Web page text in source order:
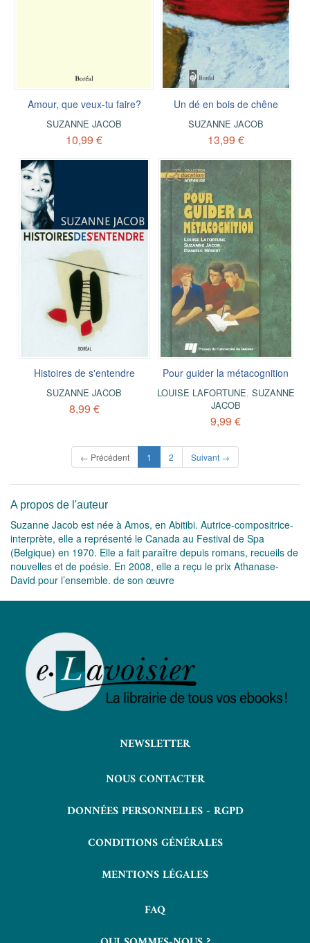
Amour, que veux-tu faire?
SUZANNE JACOB
10,99 €
Un dé en bois de chêne
SUZANNE JACOB
13,99 €
Histoires de s'entendre
SUZANNE JACOB
8,99 €
Pour guider la métacognition
LOUISE LAFORTUNE, SUZANNE
JACOB
9,99 €
← Précédent 1 (current)
2 Suivant →
A propos de l'auteur
Suzanne Jacob est née à Amos, en Abitibi. Autrice-compositrice-
interprète, elle a représenté le Canada au Festival de Spa
(Belgique) en 1970. Elle a fait paraître depuis romans, recueils de
nouvelles et de poésie. En 2008, elle a reçu le prix Athanase-
David pour l’ensemble. de son œuvre
NEWSLETTER
NOUS CONTACTER
DONNÉES PERSONNELLES - RGPD
CONDITIONS GÉNÉRALES
MENTIONS LÉGALES
FAQ